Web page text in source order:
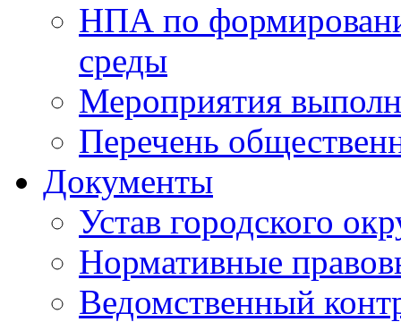
НПА по
среды
Мероприятия
Перечень
Документы
Устав городского
Нормативные
Ведомственный